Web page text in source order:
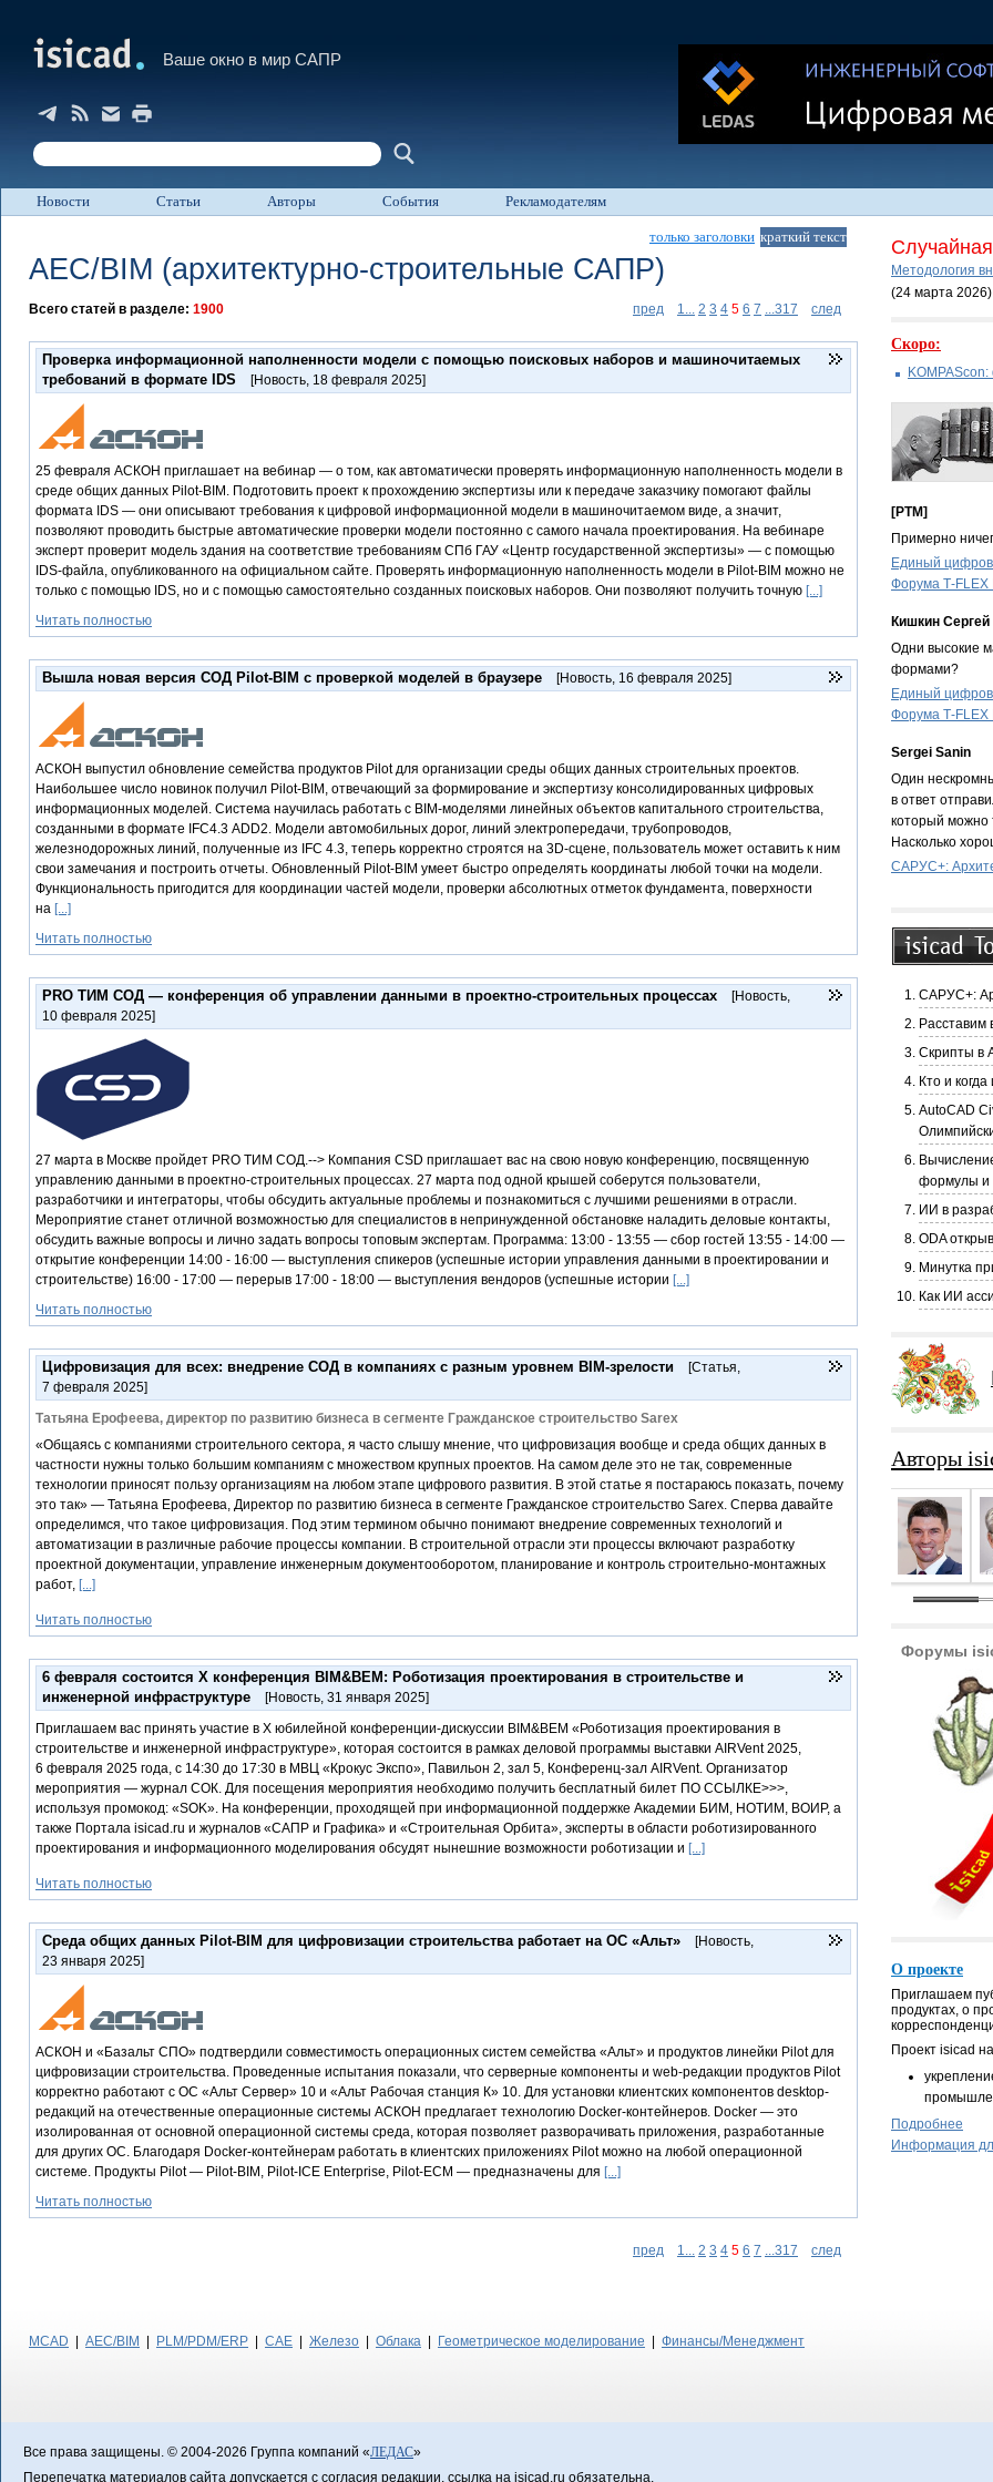
Ваше окно в мир САПР
Новости Статьи Авторы События Рекламодателям
краткий текст
только заголовки
AEC/BIM (архитектурно-строительные САПР)
пред 1... 2 3 4 5 6 7 ...317 след
Всего статей в разделе: 1900
Проверка информационной наполненности модели с помощью поисковых наборов и машиночитаемых
требований в формате IDS
[Новость, 18 февраля 2025]
25 февраля АСКОН приглашает на вебинар — о том, как автоматически проверять информационную наполненность модели в
среде общих данных Pilot-BIM. Подготовить проект к прохождению экспертизы или к передаче заказчику помогают файлы
формата IDS — они описывают требования к цифровой информационной модели в машиночитаемом виде, а значит,
позволяют проводить быстрые автоматические проверки модели постоянно с самого начала проектирования. На вебинаре
эксперт проверит модель здания на соответствие требованиям СПб ГАУ «Центр государственной экспертизы» — с помощью
IDS-файла, опубликованного на официальном сайте. Проверять информационную наполненность модели в Pilot-BIM можно не
только с помощью IDS, но и с помощью самостоятельно созданных поисковых наборов. Они позволяют получить точную [...]
Читать полностью
Вышла новая версия СОД Pilot-BIM с проверкой моделей в браузере [Новость, 16 февраля 2025]
АСКОН выпустил обновление семейства продуктов Pilot для организации среды общих данных строительных проектов.
Наибольшее число новинок получил Pilot-BIM, отвечающий за формирование и экспертизу консолидированных цифровых
информационных моделей. Система научилась работать с BIM-моделями линейных объектов капитального строительства,
созданными в формате IFC4.3 ADD2. Модели автомобильных дорог, линий электропередачи, трубопроводов,
железнодорожных линий, полученные из IFC 4.3, теперь корректно строятся на 3D-сцене, пользователь может оставить к ним
свои замечания и построить отчеты. Обновленный Pilot-BIM умеет быстро определять координаты любой точки на модели.
Функциональность пригодится для координации частей модели, проверки абсолютных отметок фундамента, поверхности
на [...]
Читать полностью
PRO ТИМ СОД — конференция об управлении данными в проектно-строительных процессах [Новость,
10 февраля 2025]
27 марта в Москве пройдет PRO ТИМ СОД.--> Компания CSD приглашает вас на свою новую конференцию, посвященную
управлению данными в проектно-строительных процессах. 27 марта под одной крышей соберутся пользователи,
разработчики и интеграторы, чтобы обсудить актуальные проблемы и познакомиться с лучшими решениями в отрасли.
Мероприятие станет отличной возможностью для специалистов в непринужденной обстановке наладить деловые контакты,
обсудить важные вопросы и лично задать вопросы топовым экспертам. Программа: 13:00 - 13:55 — сбор гостей 13:55 - 14:00 —
открытие конференции 14:00 - 16:00 — выступления спикеров (успешные истории управления данными в проектировании и
строительстве) 16:00 - 17:00 — перерыв 17:00 - 18:00 — выступления вендоров (успешные истории [...]
Читать полностью
Цифровизация для всех: внедрение СОД в компаниях с разным уровнем BIM-зрелости [Статья,
7 февраля 2025]
Татьяна Ерофеева, директор по развитию бизнеса в сегменте Гражданское строительство Sarex
«Общаясь с компаниями строительного сектора, я часто слышу мнение, что цифровизация вообще и среда общих данных в
частности нужны только большим компаниям с множеством крупных проектов. На самом деле это не так, современные
технологии приносят пользу организациям на любом этапе цифрового развития. В этой статье я постараюсь показать, почему
это так» — Татьяна Ерофеева, Директор по развитию бизнеса в сегменте Гражданское строительство Sarex. Сперва давайте
определимся, что такое цифровизация. Под этим термином обычно понимают внедрение современных технологий и
автоматизации в различные рабочие процессы компании. В строительной отрасли эти процессы включают разработку
проектной документации, управление инженерным документооборотом, планирование и контроль строительно-монтажных
работ, [...]
Читать полностью
6 февраля состоится X конференция BIM&BEM: Роботизация проектирования в строительстве и
инженерной инфраструктуре
[Новость, 31 января 2025]
Приглашаем вас принять участие в X юбилейной конференции-дискуссии BIM&BEM «Роботизация проектирования в
строительстве и инженерной инфраструктуре», которая состоится в рамках деловой программы выставки АIRVent 2025,
6 февраля 2025 года, с 14:30 до 17:30 в МВЦ «Крокус Экспо», Павильон 2, зал 5, Конференц-зал АIRVent. Организатор
мероприятия — журнал СОК. Для посещения мероприятия необходимо получить бесплатный билет ПО ССЫЛКЕ>>>,
используя промокод: «SOK». На конференции, проходящей при информационной поддержке Академии БИМ, НОТИМ, ВОИР, а
также Портала isicad.ru и журналов «САПР и Графика» и «Строительная Орбита», эксперты в области роботизированного
проектирования и информационного моделирования обсудят нынешние возможности роботизации и [...]
Читать полностью
Среда общих данных Pilot-BIM для цифровизации строительства работает на ОС «Альт» [Новость,
23 января 2025]
АСКОН и «Базальт СПО» подтвердили совместимость операционных систем семейства «Альт» и продуктов линейки Pilot для
цифровизации строительства. Проведенные испытания показали, что серверные компоненты и web-редакции продуктов Pilot
корректно работают c ОС «Альт Сервер» 10 и «Альт Рабочая станция К» 10. Для установки клиентских компонентов desktop-
редакций на отечественные операционные системы АСКОН предлагает технологию Docker-контейнеров. Docker — это
изолированная от основной операционной системы среда, которая позволяет разворачивать приложения, разработанные
для других ОС. Благодаря Docker-контейнерам работать в клиентских приложениях Pilot можно на любой операционной
системе. Продукты Pilot — Pilot-BIM, Pilot-ICE Enterprise, Pilot-ECM — предназначены для [...]
Читать полностью
пред 1... 2 3 4 5 6 7 ...317 след
MCAD AEC/BIM PLM/PDM/ERP CAE Железо Облака Геометрическое моделирование Финансы/Менеджмент
Методология
(24 марта 2026)
Скоро:
[PTM]
Примерно
Единый
Форума
Кишкин Сергей
Одни высокие
формами?
Единый
Форума
Sergei Sanin
Один
в ответ
который можно
Насколько
САРУС+:
САРУС+:
Расставим
Скрипты в
Кто и
AutoCAD
формулы и
ИИ в
ODA
Минутка
Как ИИ
Авторы
Форумы
О проекте
Приглашаем
продуктах, о
Проект isicad
Подробнее
Информация
Все права защищены. © 2004-2026 Группа компаний «ЛЕДАС»
Перепечатка материалов сайта допускается с согласия редакции, ссылка на isicad.ru обязательна.